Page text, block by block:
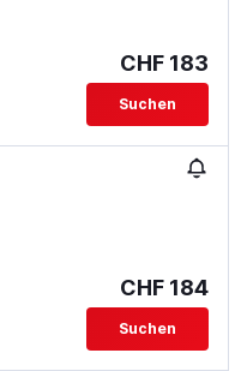
CHF 183
Suchen
CHF 184
Suchen